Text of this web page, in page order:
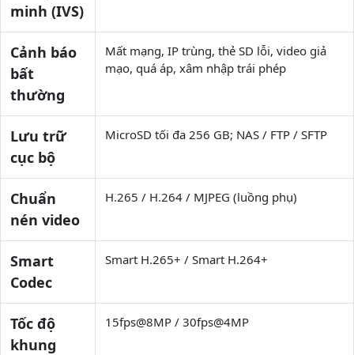
minh (IVS)
Cảnh báo
bất
thường
Mất mạng, IP trùng, thẻ SD lỗi, video giả
mạo, quá áp, xâm nhập trái phép
Lưu trữ
cục bộ
MicroSD tối đa 256 GB; NAS / FTP / SFTP
Chuẩn
nén video
H.265 / H.264 / MJPEG (luồng phụ)
Smart
Codec
Smart H.265+ / Smart H.264+
Tốc độ
khung
15fps@8MP / 30fps@4MP